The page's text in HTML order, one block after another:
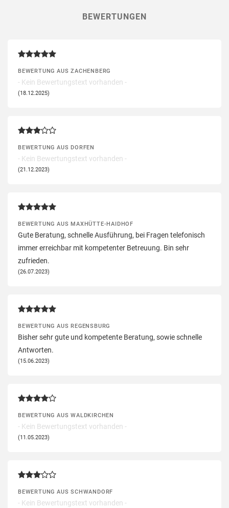
BEWERTUNGEN
BEWERTUNG AUS ZACHENBERG
- Kein Bewertungstext vorhanden -
(18.12.2025)
BEWERTUNG AUS DORFEN
- Kein Bewertungstext vorhanden -
(21.12.2023)
BEWERTUNG AUS MAXHÜTTE-HAIDHOF
Gute Beratung, schnelle Ausführung, bei Fragen telefonisch
immer erreichbar mit kompetenter Betreuung. Bin sehr
zufrieden.
(26.07.2023)
BEWERTUNG AUS REGENSBURG
Bisher sehr gute und kompetente Beratung, sowie schnelle
Antworten.
(15.06.2023)
BEWERTUNG AUS WALDKIRCHEN
- Kein Bewertungstext vorhanden -
(11.05.2023)
BEWERTUNG AUS SCHWANDORF
- Kein Bewertungstext vorhanden -